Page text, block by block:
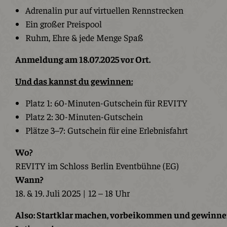
Adrenalin pur auf virtuellen Rennstrecken
Ein großer Preispool
Ruhm, Ehre & jede Menge Spaß
Anmeldung am 18.07.2025 vor Ort.
Und das kannst du gewinnen:
Platz 1: 60-Minuten-Gutschein für REVITY
Platz 2: 30-Minuten-Gutschein
Plätze 3–7: Gutschein für eine Erlebnisfahrt
Wo?
REVITY im Schloss Berlin Eventbühne (EG)
Wann?
18. & 19. Juli 2025 | 12 – 18 Uhr
Also: Startklar machen, vorbeikommen und